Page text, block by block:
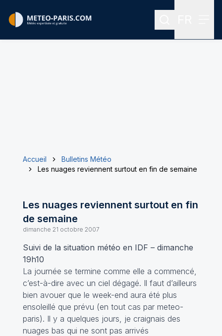
Rechercher
Accueil
Bulletins Météo
Les nuages reviennent surtout en fin de semaine
Les nuages reviennent surtout en fin
de semaine
dimanche 21 octobre 2007
Suivi de la situation météo en IDF – dimanche
19h10
La journée se termine comme elle a commencé,
c’est-à-dire avec un ciel dégagé. Il faut d’ailleurs
bien avouer que le week-end aura été plus
ensoleillé que prévu (en tout cas par meteo-
paris). Il y a quelques jours, je craignais des
nuages bas qui ne sont pas arrivés